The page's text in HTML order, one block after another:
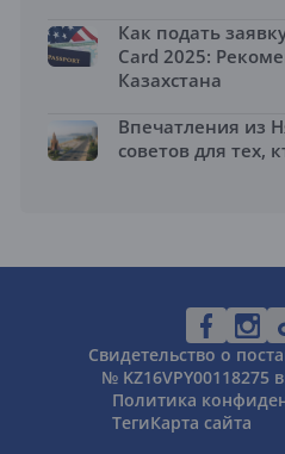
Как подать
Card 2025:
Казахстана
Впечатления из
советов для тех,
Свидетельство о
№ KZ16VPY00118275
Политика
ТегиКарта сайта